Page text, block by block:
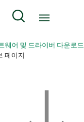
내 계정 검색
웨어 및 드라이버 다운로드
페이지